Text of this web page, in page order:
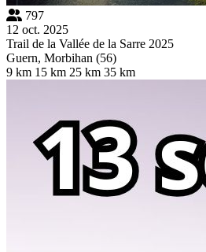
797
12 oct. 2025
Trail de la Vallée de la Sarre 2025
Guern, Morbihan (56)
9 km 15 km 25 km 35 km